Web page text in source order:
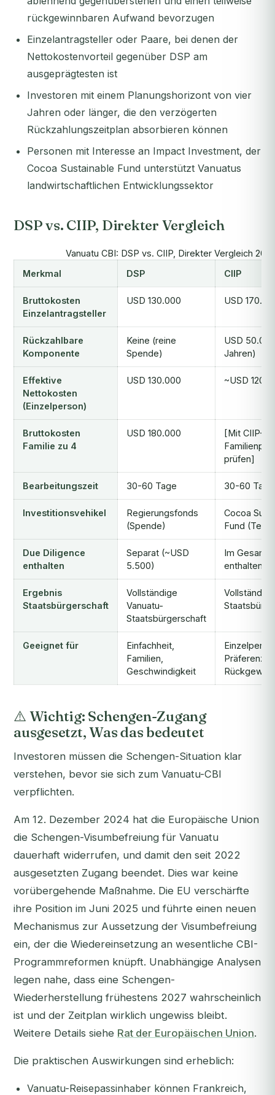
rückgewinnbaren Aufwand bevorzugen
Einzelantragsteller oder Paare, bei denen der
Nettokostenvorteil gegenüber DSP am
ausgeprägtesten ist
Investoren mit einem Planungshorizont von vier
Jahren oder länger, die den verzögerten
Rückzahlungszeitplan absorbieren können
Personen mit Interesse an Impact Investment, der
Cocoa Sustainable Fund unterstützt Vanuatus
landwirtschaftlichen Entwicklungssektor
DSP vs. CIIP, Direkter Vergleich
Vanuatu CBI: DSP vs. CIIP, Direkter Vergleich
Merkmal
DSP CIIP
Bruttokosten
Einzelantragsteller
USD 130.000 USD
Rückzahlbare
Komponente
Keine (reine
Spende)
USD
Jahren)
Effektive
Nettokosten
(Einzelperson)
USD 130.000 ~USD
Bruttokosten
Familie zu 4
USD 180.000
[Mit CIIP-
prüfen]
Bearbeitungszeit 30-60 Tage 30-60 Tage
Investitionsvehikel
Regierungsfonds
(Spende)
Cocoa
Fund
Due Diligence
enthalten
Separat (~USD
5.500)
Im
enthalten
Ergebnis
Staatsbürgerschaft
Vollständige
Vanuatu-
Staatsbürgerschaft
Geeignet für
Einfachheit,
Familien,
Geschwindigkeit
Präferenz
⚠️ Wichtig: Schengen-Zugang
ausgesetzt, Was das bedeutet
Investoren müssen die Schengen-Situation klar
verstehen, bevor sie sich zum Vanuatu-CBI
verpflichten.
Am 12. Dezember 2024 hat die Europäische Union
die Schengen-Visumbefreiung für Vanuatu
dauerhaft widerrufen, und damit den seit 2022
ausgesetzten Zugang beendet. Dies war keine
vorübergehende Maßnahme. Die EU verschärfte
ihre Position im Juni 2025 und führte einen neuen
Mechanismus zur Aussetzung der Visumbefreiung
ein, der die Wiedereinsetzung an wesentliche CBI-
Programmreformen knüpft. Unabhängige Analysen
legen nahe, dass eine Schengen-
Wiederherstellung frühestens 2027 wahrscheinlich
ist und der Zeitplan wirklich ungewiss bleibt.
Weitere Details siehe Rat der Europäischen Union.
Die praktischen Auswirkungen sind erheblich:
Vanuatu-Reisepassinhaber können Frankreich,